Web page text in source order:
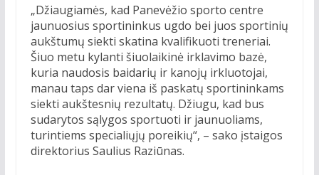
„Džiaugiamės, kad Panevėžio sporto centre
jaunuosius sportininkus ugdo bei juos sportinių
aukštumų siekti skatina kvalifikuoti treneriai.
Šiuo metu kylanti šiuolaikinė irklavimo bazė,
kuria naudosis baidarių ir kanojų irkluotojai,
manau taps dar viena iš paskatų sportininkams
siekti aukštesnių rezultatų. Džiugu, kad bus
sudarytos sąlygos sportuoti ir jaunuoliams,
turintiems specialiųjų poreikių“, – sako įstaigos
direktorius Saulius Raziūnas.